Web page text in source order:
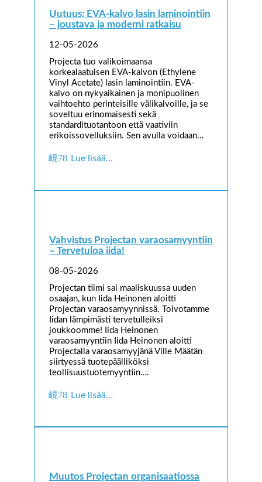
Uutuus: EVA-kalvo lasin laminointiin
– joustava ja moderni ratkaisu
12-05-2026
Projecta tuo valikoimaansa
korkealaatuisen EVA-kalvon (Ethylene
Vinyl Acetate) lasin laminointiin. EVA-
kalvo on nykyaikainen ja monipuolinen
vaihtoehto perinteisille välikalvoille, ja se
soveltuu erinomaisesti sekä
standardituotantoon että vaativiin
erikoissovelluksiin. Sen avulla voidaan…
Lue lisää…
Vahvistus Projectan varaosamyyntiin
– Tervetuloa iida!
08-05-2026
Projectan tiimi sai maaliskuussa uuden
osaajan, kun Iida Heinonen aloitti
Projectan varaosamyynnissä. Toivotamme
Iidan lämpimästi tervetulleiksi
joukkoomme! Iida Heinonen
varaosamyyntiin Iida Heinonen aloitti
Projectalla varaosamyyjänä Ville Määtän
siirtyessä tuotepäälliköksi
teollisuustuotemyyntiin….
Lue lisää…
Muutos Projectan organisaatiossa